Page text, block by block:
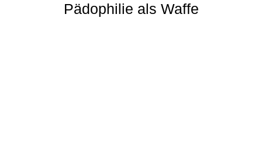
Pädophilie als Waffe